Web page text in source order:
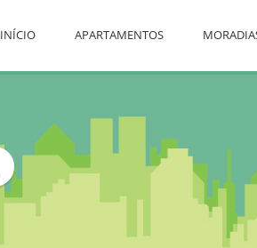
INÍCIO APARTAMENTOS